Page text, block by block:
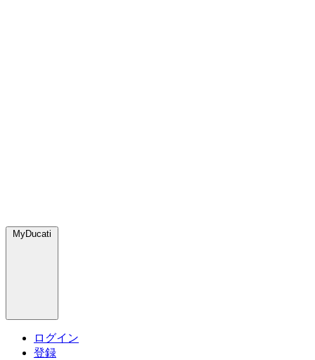
MyDucati
ログイン
登録